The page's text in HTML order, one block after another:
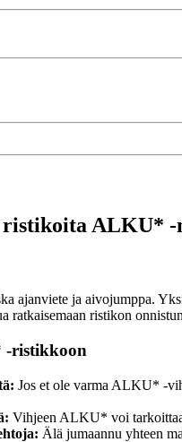
ALKU* -
ajanviete ja aivojumppa.
ratkaisemaan ristikon
ristikkoon
Jos et ole varma ALKU* -
Vihjeen ALKU* voi tarkoittaa
Älä jumaannu yhteen